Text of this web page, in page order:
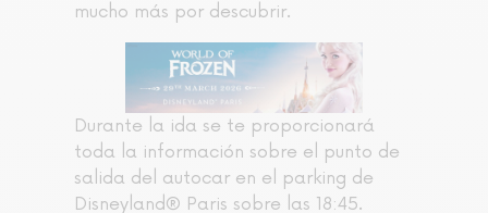
mucho más por descubrir.
Durante la ida se te proporcionará
toda la información sobre el punto de
salida del autocar en el parking de
Disneyland® Paris sobre las 18:45.